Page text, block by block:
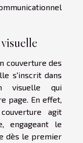
couverture des
s'inscrit dans
visuelle qui
page. En effet,
agit
engageant le
dès le premier